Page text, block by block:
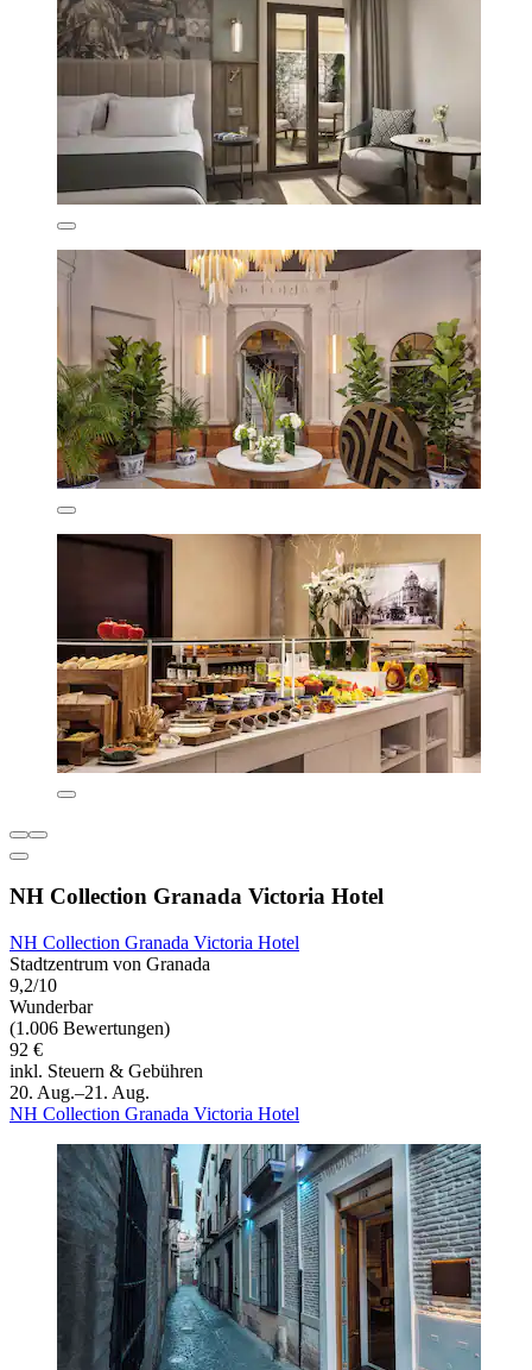
NH Collection Granada Victoria Hotel
NH Collection Granada Victoria Hotel
Stadtzentrum von Granada
9,2/10
Wunderbar
(1.006 Bewertungen)
92 €
inkl. Steuern & Gebühren
20. Aug.–21. Aug.
NH Collection Granada Victoria Hotel